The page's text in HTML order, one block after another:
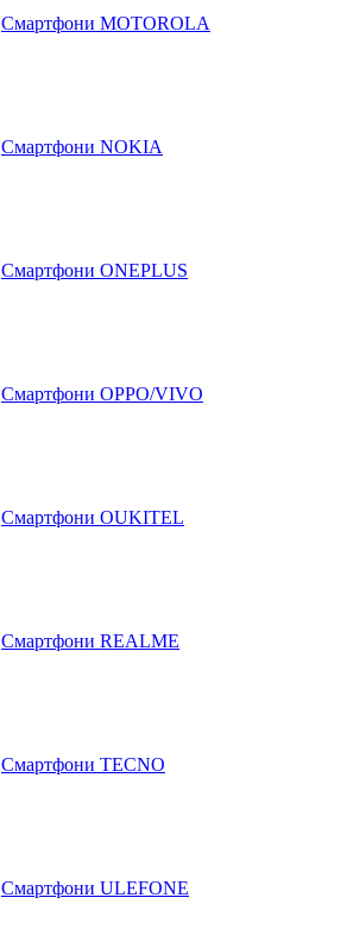
Смартфони MOTOROLA
Смартфони NOKIA
Смартфони ONEPLUS
Смартфони OPPO/VIVO
Смартфони OUKITEL
Смартфони REALME
Смартфони TECNO
Смартфони ULEFONE